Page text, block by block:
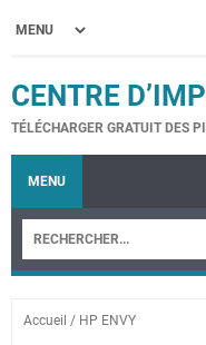
CENTRE
TÉLÉCHARGER GRATUIT DES
MENU
Accueil / HP ENVY